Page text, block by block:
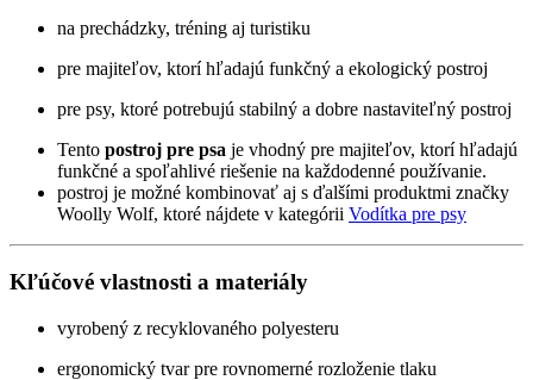
na prechádzky, tréning aj turistiku
pre majiteľov, ktorí hľadajú funkčný a ekologický postroj
pre psy, ktoré potrebujú stabilný a dobre nastaviteľný postroj
Tento postroj pre psa je vhodný pre majiteľov, ktorí hľadajú
funkčné a spoľahlivé riešenie na každodenné používanie.
postroj je možné kombinovať aj s ďalšími produktmi značky
Woolly Wolf, ktoré nájdete v kategórii Vodítka pre psy
Kľúčové vlastnosti a materiály
vyrobený z recyklovaného polyesteru
ergonomický tvar pre rovnomerné rozloženie tlaku